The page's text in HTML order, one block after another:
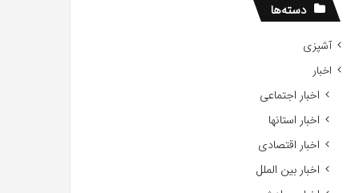
دسته‌ها
آشپزی
اخبار
اخبار اجتماعی
اخبار استانها
اخبار اقتصادی
اخبار بین الملل